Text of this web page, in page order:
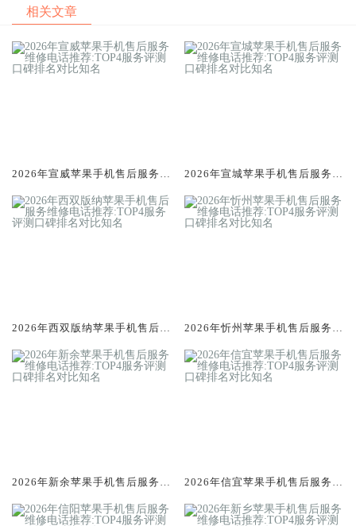
相关文章
2026年宣威苹果手机售后服务维
排名对比知名
2026年宣城苹果手机售后服务维
排名对比知名
2026年西双版纳苹果手机售后服
口碑排名对比知名
2026年忻州苹果手机售后服务维
排名对比知名
2026年新余苹果手机售后服务维
排名对比知名
2026年信宜苹果手机售后服务维
排名对比知名